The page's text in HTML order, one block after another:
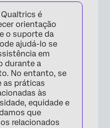
é
orientação
o suporte da
ajudá-lo se
em
durante a
No entanto, se
as práticas
às
equidade e
que
relacionados